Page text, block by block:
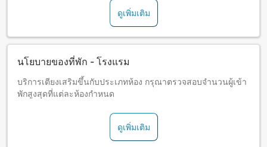
ดูเพิ่มเติม
นโยบายของที่พัก - โรงแรม
บริการเตียงเสริมขึ้นกับประเภทห้อง กรุณาตรวจสอบจำนวนผู้เข้า
พักสูงสุดที่แต่ละห้องกำหนด
ดูเพิ่มเติม